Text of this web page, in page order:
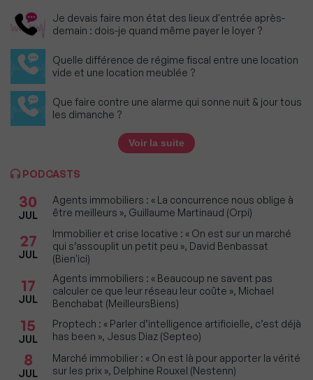
Je devais faire mon état des lieux d'entrée après-
demain : dois-je quand même payer le loyer ?
Quelle différence de régime fiscal entre une location
vide et une location meublée ?
Que faire contre une alarme qui sonne nuit & jour tous
les dimanche ?
Voir la suite
PODCASTS
30
JUL
Agents immobiliers : « La concurrence nous oblige à
être meilleurs », Guillaume Martinaud (Orpi)
27
JUL
Immobilier et crise locative : « On est sur un marché
qui s’assouplit un petit peu », David Benbassat
(Bien'ici)
17
JUL
Agents immobiliers : « Beaucoup ne savent pas
calculer ce que leur réseau leur coûte », Michael
Benchabat (MeilleursBiens)
15
JUL
Proptech : « Parler d’intelligence artificielle, c’est déjà
has been », Jesus Diaz (Septeo)
8
JUL
Marché immobilier : « On est là pour apporter la vérité
sur les prix », Delphine Rouxel (Nestenn)